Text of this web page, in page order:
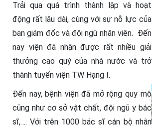
Trải qua quá trình thành lập và hoạt
động rất lâu dài, cùng với sự nỗ lực của
ban giám đốc và đội ngũ nhân viên. Đến
nay viện đã nhận được rất nhiều giải
thưởng cao quý của nhà nước và trở
thành tuyến viện TW Hạng I.
Đến nay, bệnh viện đã mở rộng quy mô
cũng như cơ sở vật chất, đội ngũ y bác
sĩ,…. Với trên 1000 bác sĩ cán bộ nhân